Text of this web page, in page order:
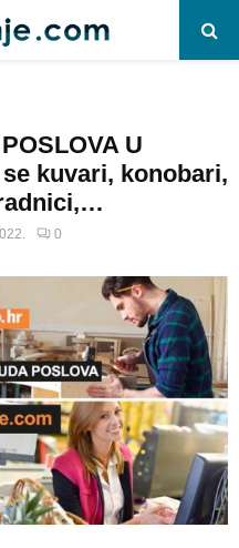
U
kuvari, konobari,
0